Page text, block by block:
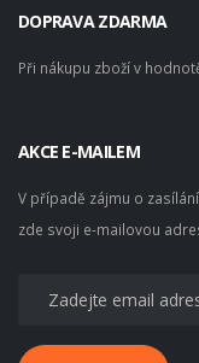
DOPRAVA ZDARMA
Při nákupu zboží v
AKCE E-MAILEM
V případě zájmu o
zde svoji e-mailovou